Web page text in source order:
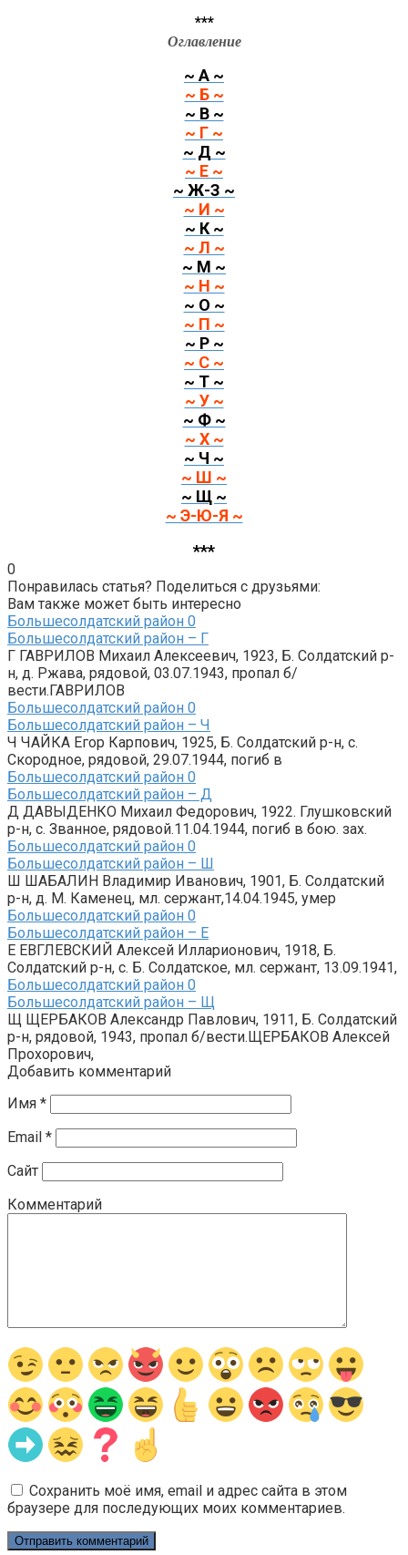
***
Оглавление
~ А ~
~ Б ~
~ В ~
~ Г ~
~ Д ~
~ Е ~
~ Ж-З ~
~ И ~
~ К ~
~ Л ~
~ М ~
~ Н ~
~ О ~
~ П ~
~ Р ~
~ С ~
~ Т ~
~ У ~
~ Ф ~
~ Х ~
~ Ч ~
~ Ш ~
~ Щ ~
~ Э-Ю-Я ~
***
0
Понравилась статья? Поделиться с друзьями:
Вам также может быть интересно
Большесолдатский район 0
Большесолдатский район – Г
Г ГАВРИЛОВ Михаил Алексеевич, 1923, Б. Солдатский р-
н, д. Ржава, рядовой, 03.07.1943, пропал б/
вести.ГАВРИЛОВ
Большесолдатский район 0
Большесолдатский район – Ч
Ч ЧАЙКА Егор Карпович, 1925, Б. Солдатский р-н, с.
Скородное, рядовой, 29.07.1944, погиб в
Большесолдатский район 0
Большесолдатский район – Д
Д ДАВЫДЕНКО Михаил Федорович, 1922. Глушковский
р-н, с. Званное, рядовой.11.04.1944, погиб в бою. зах.
Большесолдатский район 0
Большесолдатский район – Ш
Ш ШАБАЛИН Владимир Иванович, 1901, Б. Солдатский
р-н, д. М. Каменец, мл. сержант,14.04.1945, умер
Большесолдатский район 0
Большесолдатский район – Е
Е ЕВГЛЕВСКИЙ Алексей Илларионович, 1918, Б.
Солдатский р-н, с. Б. Солдатское, мл. сержант, 13.09.1941,
Большесолдатский район 0
Большесолдатский район – Щ
Щ ЩЕРБАКОВ Александр Павлович, 1911, Б. Солдатский
р-н, рядовой, 1943, пропал б/вести.ЩЕРБАКОВ Алексей
Прохорович,
Добавить комментарий
Имя *
Email *
Сайт
Комментарий
Сохранить моё имя, email и адрес сайта в этом
браузере для последующих моих комментариев.